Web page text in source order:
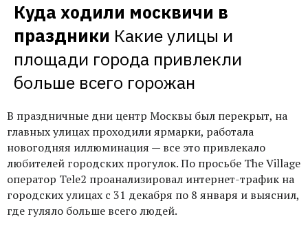
Куда ходили москвичи в
праздники Какие улицы и
площади города привлекли
больше всего горожан
В праздничные дни центр Москвы был перекрыт, на
главных улицах проходили ярмарки, работала
новогодняя иллюминация — все это привлекало
любителей городских прогулок. По просьбе The Village
оператор Tele2 проанализировал интернет-трафик на
городских улицах с 31 декабря по 8 января и выяснил,
где гуляло больше всего людей.